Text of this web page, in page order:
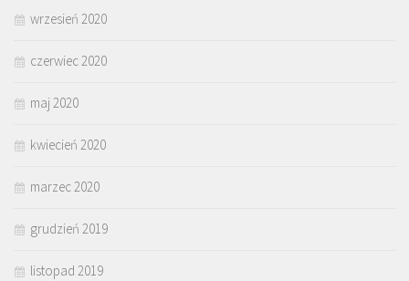
wrzesień 2020
czerwiec 2020
maj 2020
kwiecień 2020
marzec 2020
grudzień 2019
listopad 2019